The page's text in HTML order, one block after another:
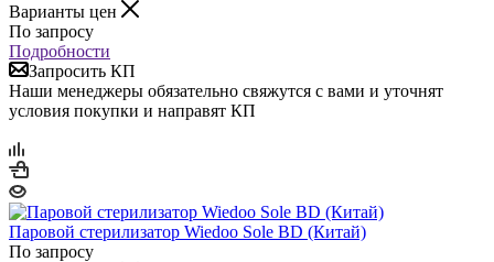
Варианты цен
По запросу
Подробности
Запросить КП
Наши менеджеры обязательно свяжутся с вами и уточнят
условия покупки и направят КП
Паровой стерилизатор Wiedoo Sole BD (Китай)
По запросу